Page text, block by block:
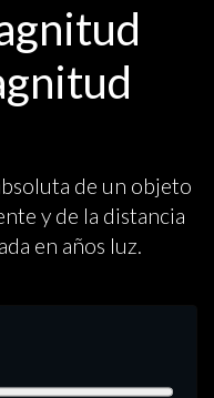
de un objeto
y de la distancia
en años luz.